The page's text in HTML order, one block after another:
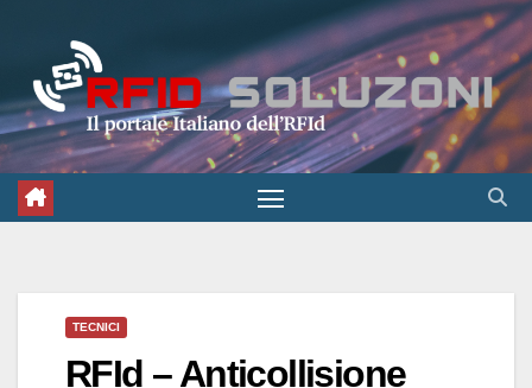
contenuto
TECNICI
RFId – Anticollisione